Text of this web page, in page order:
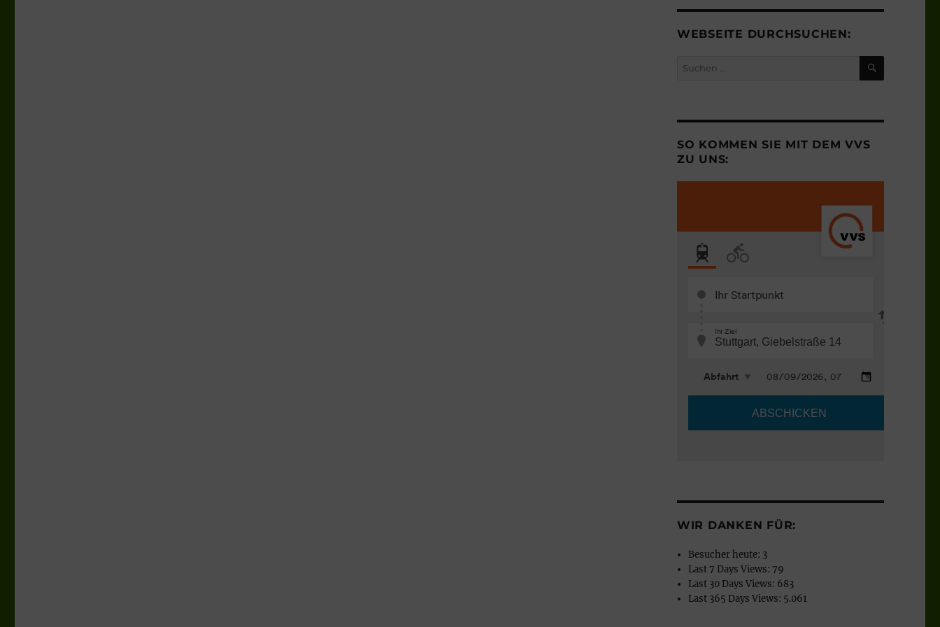
WEBSEITE DURCHSUCHEN:
Suchen
SUCHEN
SO KOMMEN SIE MIT DEM VVS
ZU UNS:
WIR DANKEN FÜR:
Besucher heute: 3
Last 7 Days Views: 79
Last 30 Days Views: 683
Last 365 Days Views: 5.061